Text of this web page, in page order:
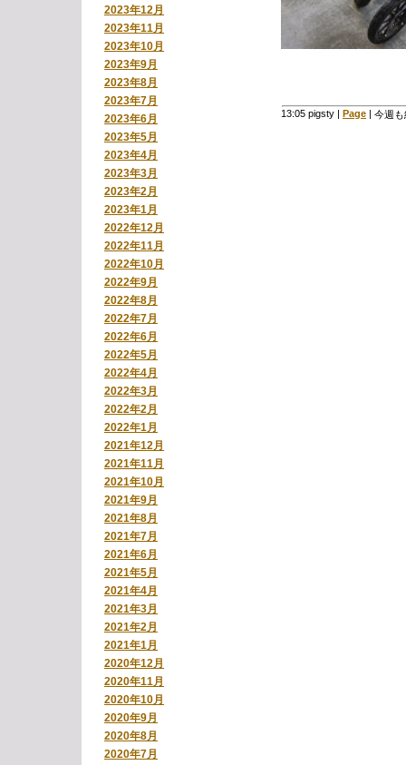
2023年12月
2023年11月
2023年10月
2023年9月
2023年8月
2023年7月
2023年6月
2023年5月
2023年4月
2023年3月
2023年2月
2023年1月
2022年12月
2022年11月
2022年10月
2022年9月
2022年8月
2022年7月
2022年6月
2022年5月
2022年4月
2022年3月
2022年2月
2022年1月
2021年12月
2021年11月
2021年10月
2021年9月
2021年8月
2021年7月
2021年6月
2021年5月
2021年4月
2021年3月
2021年2月
2021年1月
2020年12月
2020年11月
2020年10月
2020年9月
2020年8月
2020年7月
13:05 pigsty | Page | 今週